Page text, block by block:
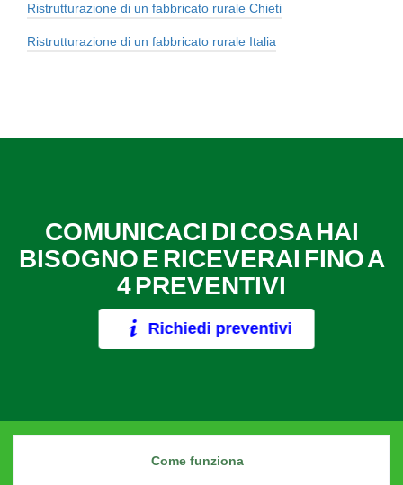
Ristrutturazione di un fabbricato rurale Chieti
Ristrutturazione di un fabbricato rurale Italia
COMUNICACI DI COSA HAI
BISOGNO E RICEVERAI FINO A
4 PREVENTIVI
Richiedi preventivi
Come funziona